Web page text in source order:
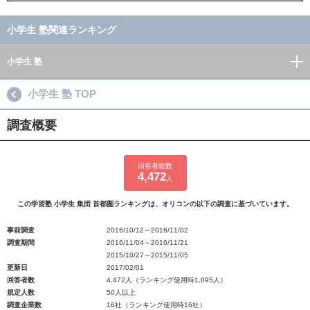
小学生 塾関連ランキング
小学生 塾
小学生 塾 TOP
調査概要
回答者総数
4,472人
この学習塾 小学生 集団 首都圏ランキングは、オリコンの以下の調査に基づいています。
事前調査
2016/10/12～2016/11/02
調査期間
2016/11/04～2016/11/21
2015/10/27～2015/11/05
更新日
2017/02/01
回答者数
4,472人（ランキング使用時1,095人）
規定人数
50人以上
調査企業数
16社（ランキング使用時16社）